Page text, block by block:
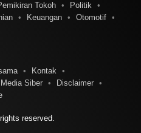
Tokoh
Politik
Keuangan
Otomotif
Kontak
Siber
Disclaimer
reserved.